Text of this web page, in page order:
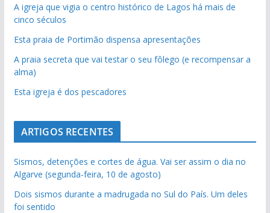
A igreja que vigia o centro histórico de Lagos há mais de
cinco séculos
Esta praia de Portimão dispensa apresentações
A praia secreta que vai testar o seu fôlego (e recompensar a
alma)
Esta igreja é dos pescadores
ARTIGOS RECENTES
Sismos, detenções e cortes de água. Vai ser assim o dia no
Algarve (segunda-feira, 10 de agosto)
Dois sismos durante a madrugada no Sul do País. Um deles
foi sentido